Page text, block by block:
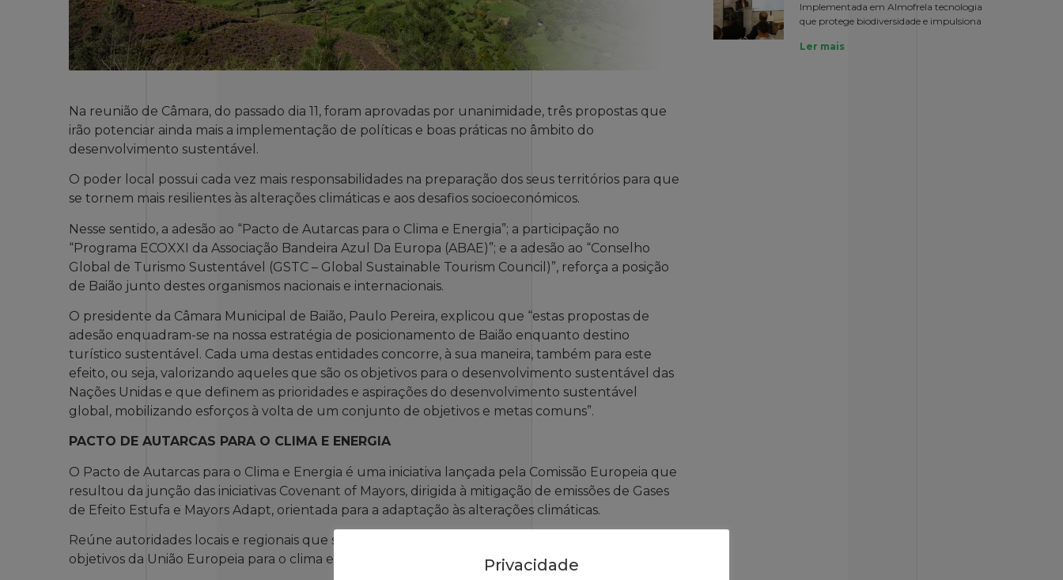
Na reunião de Câmara, do passado dia 11, foram aprovadas por unanimidade, três propostas que
irão potenciar ainda mais a implementação de políticas e boas práticas no âmbito do
desenvolvimento sustentável.
O poder local possui cada vez mais responsabilidades na preparação dos seus territórios para que
se tornem mais resilientes às alterações climáticas e aos desafios socioeconómicos.
Nesse sentido, a adesão ao “Pacto de Autarcas para o Clima e Energia”; a participação no
“Programa ECOXXI da Associação Bandeira Azul Da Europa (ABAE)”; e a adesão ao “Conselho
Global de Turismo Sustentável (GSTC – Global Sustainable Tourism Council)”, reforça a posição
de Baião junto destes organismos nacionais e internacionais.
O presidente da Câmara Municipal de Baião, Paulo Pereira, explicou que “estas propostas de
adesão enquadram-se na nossa estratégia de posicionamento de Baião enquanto destino
turístico sustentável. Cada uma destas entidades concorre, à sua maneira, também para este
efeito, ou seja, valorizando aqueles que são os objetivos para o desenvolvimento sustentável das
Nações Unidas e que definem as prioridades e aspirações do desenvolvimento sustentável
global, mobilizando esforços à volta de um conjunto de objetivos e metas comuns”.
PACTO DE AUTARCAS PARA O CLIMA E ENERGIA
O Pacto de Autarcas para o Clima e Energia é uma iniciativa lançada pela Comissão Europeia que
resultou da junção das iniciativas Covenant of Mayors, dirigida à mitigação de emissões de Gases
de Efeito Estufa e Mayors Adapt, orientada para a adaptação às alterações climáticas.
Reúne autoridades locais e regionais que se comprometem voluntariamente a implementar os
objetivos da União Europeia para o clima e energia no seu território.
Implementada em Almofrela tecnologia
que protege biodiversidade e impulsiona
Ler mais
Privacidade